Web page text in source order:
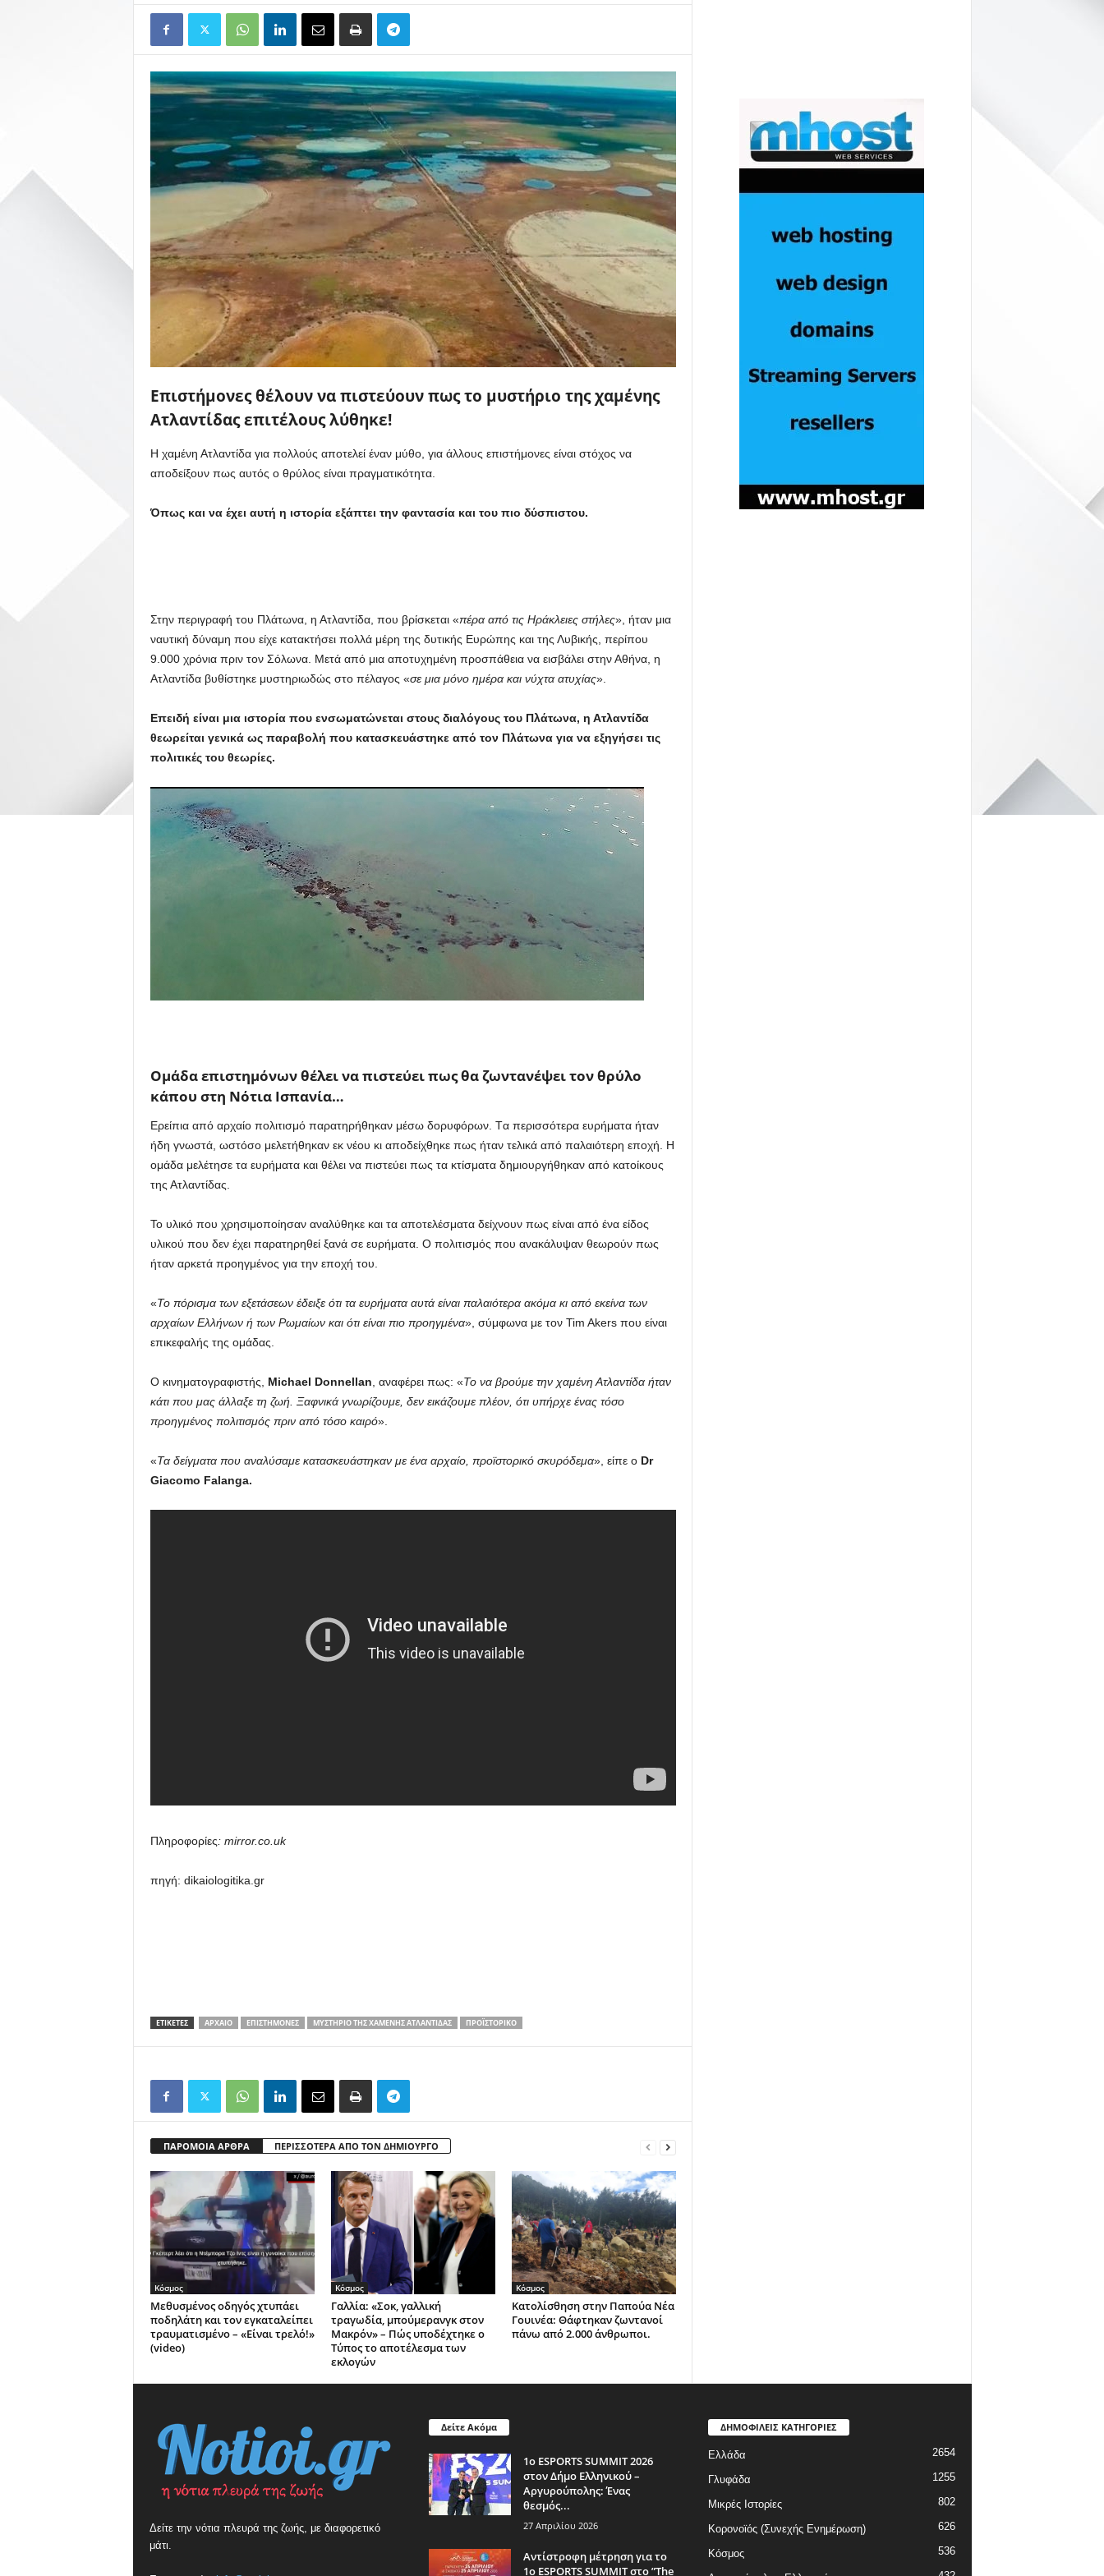
Επιστήμονες θέλουν να πιστεύουν πως το μυστήριο της χαμένης
Ατλαντίδας επιτέλους λύθηκε!
Η χαμένη Ατλαντίδα για πολλούς αποτελεί έναν μύθο, για άλλους επιστήμονες είναι στόχος να
αποδείξουν πως αυτός ο θρύλος είναι πραγματικότητα.
Όπως και να έχει αυτή η ιστορία εξάπτει την φαντασία και του πιo δύσπιστου.
Στην περιγραφή του Πλάτωνα, η Ατλαντίδα, που βρίσκεται «πέρα από τις Ηράκλειες στήλες», ήταν μια
ναυτική δύναμη που είχε κατακτήσει πολλά μέρη της δυτικής Ευρώπης και της Λυβικής, περίπου
9.000 χρόνια πριν τον Σόλωνα. Μετά από μια αποτυχημένη προσπάθεια να εισβάλει στην Αθήνα, η
Ατλαντίδα βυθίστηκε μυστηριωδώς στο πέλαγος «σε μια μόνο ημέρα και νύχτα ατυχίας».
Επειδή είναι μια ιστορία που ενσωματώνεται στους διαλόγους του Πλάτωνα, η Ατλαντίδα
θεωρείται γενικά ως παραβολή που κατασκευάστηκε από τον Πλάτωνα για να εξηγήσει τις
πολιτικές του θεωρίες.
Ομάδα επιστημόνων θέλει να πιστεύει πως θα ζωντανέψει τον θρύλο
κάπου στη Νότια Ισπανία…
Ερείπια από αρχαίο πολιτισμό παρατηρήθηκαν μέσω δορυφόρων. Tα περισσότερα ευρήματα ήταν
ήδη γνωστά, ωστόσο μελετήθηκαν εκ νέου κι αποδείχθηκε πως ήταν τελικά από παλαιότερη εποχή. Η
ομάδα μελέτησε τα ευρήματα και θέλει να πιστεύει πως τα κτίσματα δημιουργήθηκαν από κατοίκους
της Ατλαντίδας.
Το υλικό που χρησιμοποίησαν αναλύθηκε και τα αποτελέσματα δείχνουν πως είναι από ένα είδος
υλικού που δεν έχει παρατηρηθεί ξανά σε ευρήματα. Ο πολιτισμός που ανακάλυψαν θεωρούν πως
ήταν αρκετά προηγμένος για την εποχή του.
«Το πόρισμα των εξετάσεων έδειξε ότι τα ευρήματα αυτά είναι παλαιότερα ακόμα κι από εκείνα των
αρχαίων Ελλήνων ή των Ρωμαίων και ότι είναι πιο προηγμένα», σύμφωνα με τον Tim Akers που είναι
επικεφαλής της ομάδας.
Ο κινηματογραφιστής, Michael Donnellan , αναφέρει πως: «Το να βρούμε την χαμένη Ατλαντίδα ήταν
κάτι που μας άλλαξε τη ζωή. Ξαφνικά γνωρίζουμε, δεν εικάζουμε πλέον, ότι υπήρχε ένας τόσο
προηγμένος πολιτισμός πριν από τόσο καιρό».
«Τα δείγματα που αναλύσαμε κατασκευάστηκαν με ένα αρχαίο, προϊστορικό σκυρόδεμα», είπε ο Dr
Giacomo Falanga.
Πληροφορίες: mirror.co.uk
πηγή: dikaiologitika.gr
ΕΤΙΚΕΤΕΣ ΑΡΧΑΊΟ ΕΠΙΣΤΉΜΟΝΕΣ ΜΥΣΤΉΡΙΟ ΤΗΣ ΧΑΜΈΝΗΣ ΑΤΛΑΝΤΊΔΑΣ ΠΡΟΪΣΤΟΡΙΚΌ
ΠΑΡΟΜΟΙΑ ΑΡΘΡΑ ΠΕΡΙΣΣΟΤΕΡΑ ΑΠΟ ΤΟΝ ΔΗΜΙΟΥΡΓΟ
Κόσμος
Μεθυσμένος οδηγός χτυπάει
ποδηλάτη και τον εγκαταλείπει
τραυματισμένο – «Είναι τρελό!»
(video)
Κόσμος
Γαλλία: «Σοκ, γαλλική
τραγωδία, μπούμερανγκ στον
Μακρόν» – Πώς υποδέχτηκε ο
Τύπος το αποτέλεσμα των
εκλογών
Κόσμος
Κατολίσθηση στην Παπούα Νέα
Γουινέα: Θάφτηκαν ζωντανοί
πάνω από 2.000 άνθρωποι.
Δείτε την νότια πλευρά της ζωής, με διαφορετικό
μάτι.
Δείτε Ακόμα
1ο ESPORTS SUMMIT 2026
στον Δήμο Ελληνικού –
Αργυρούπολης: Ένας
θεσμός...
27 Απριλίου 2026
Αντίστροφη μέτρηση για το
1ο ESPORTS SUMMIT στο ”The
ΔΗΜΟΦΙΛΕΙΣ ΚΑΤΗΓΟΡΙΕΣ
Ελλάδα 2654
Γλυφάδα 1255
Μικρές Ιστορίες 802
Κορονοϊός (Συνεχής Ενημέρωση) 626
Κόσμος 536